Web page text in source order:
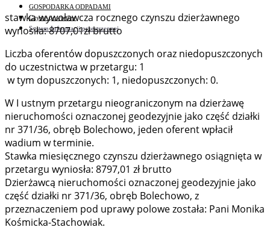
GOSPODARKA ODPADAMI
Czyste powietrze
System Informacji przestrzennej
stawka wywoławcza rocznego czynszu dzierżawnego
wynosiła: 8707,01zł brutto
Liczba oferentów dopuszczonych oraz niedopuszczonych
do uczestnictwa w przetargu: 1
w tym dopuszczonych: 1, niedopuszczonych: 0.
W I ustnym przetargu nieograniczonym na dzierżawę
nieruchomości oznaczonej geodezyjnie jako część działki
nr 371/36, obręb Bolechowo, jeden oferent wpłacił
wadium w terminie.
Stawka miesięcznego czynszu dzierżawnego osiągnięta w
przetargu wyniosła: 8797,01 zł brutto
Dzierżawcą nieruchomości oznaczonej geodezyjnie jako
część działki nr 371/36, obręb Bolechowo, z
przeznaczeniem pod uprawy polowe została: Pani Monika
Kośmicka-Stachowiak.